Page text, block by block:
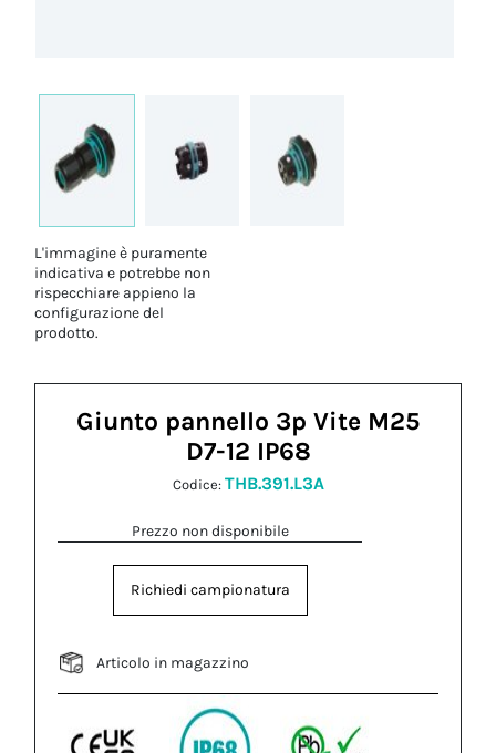
L'immagine è puramente
indicativa e potrebbe non
rispecchiare appieno la
configurazione del
prodotto.
Giunto pannello 3p Vite M25
D7-12 IP68
Codice: THB.391.L3A
Prezzo non disponibile
Richiedi campionatura
Articolo in magazzino